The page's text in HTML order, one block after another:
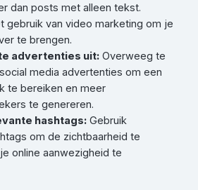
dan posts met alleen tekst.
gebruik van video marketing om je
te brengen.
advertenties uit:Overweeg te
media advertenties om een
te bereiken en meer
te genereren.
hashtags:Gebruik
om de zichtbaarheid te
online aanwezigheid te